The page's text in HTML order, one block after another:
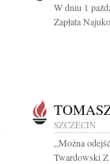
W dniu 1
Zapłata
SZCZECIN
,,Można
Twardowski Z